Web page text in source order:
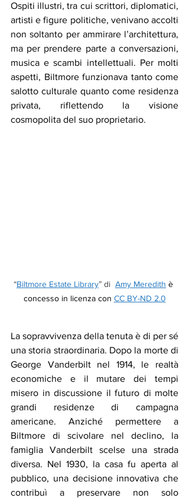
Ospiti illustri, tra cui scrittori, diplomatici,
artisti e figure politiche, venivano accolti
non soltanto per ammirare l’architettura,
ma per prendere parte a conversazioni,
musica e scambi intellettuali. Per molti
aspetti, Biltmore funzionava tanto come
salotto culturale quanto come residenza
privata, riflettendo la visione
cosmopolita del suo proprietario.
“Biltmore Estate Library” di Amy Meredith è
concesso in licenza con CC BY-ND 2.0
La sopravvivenza della tenuta è di per sé
una storia straordinaria. Dopo la morte di
George Vanderbilt nel 1914, le realtà
economiche e il mutare dei tempi
misero in discussione il futuro di molte
grandi residenze di campagna
americane. Anziché permettere a
Biltmore di scivolare nel declino, la
famiglia Vanderbilt scelse una strada
diversa. Nel 1930, la casa fu aperta al
pubblico, una decisione innovativa che
contribuì a preservare non solo